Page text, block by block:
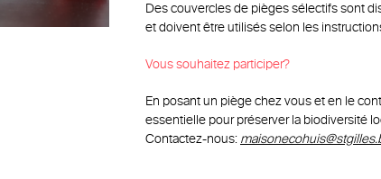
Des couvercles de pièges sélectifs sont
et doivent être utilisés selon les
Vous souhaitez participer?
En posant un piège chez vous et en le
essentielle pour préserver la biodiversité
Contactez-nous: